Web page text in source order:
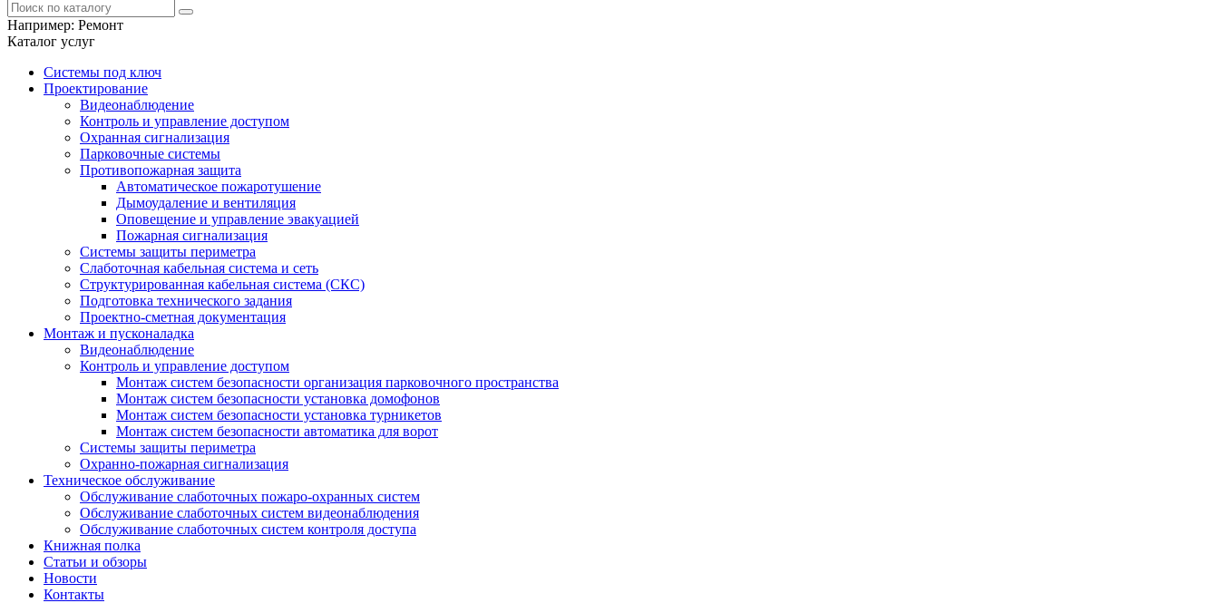
Например: Ремонт
Каталог услуг
Системы под ключ
Проектирование
Видеонаблюдение
Контроль и управление доступом
Охранная сигнализация
Парковочные системы
Противопожарная защита
Автоматическое пожаротушение
Дымоудаление и вентиляция
Оповещение и управление эвакуацией
Пожарная сигнализация
Системы защиты периметра
Слаботочная кабельная система и сеть
Структурированная кабельная система (СКС)
Подготовка технического задания
Проектно-сметная документация
Монтаж и пусконаладка
Видеонаблюдение
Контроль и управление доступом
Монтаж систем безопасности организация парковочного пространства
Монтаж систем безопасности установка домофонов
Монтаж систем безопасности установка турникетов
Монтаж систем безопасности автоматика для ворот
Системы защиты периметра
Охранно-пожарная сигнализация
Техническое обслуживание
Обслуживание слаботочных пожаро-охранных систем
Обслуживание слаботочных систем видеонаблюдения
Обслуживание слаботочных систем контроля доступа
Книжная полка
Статьи и обзоры
Новости
Контакты